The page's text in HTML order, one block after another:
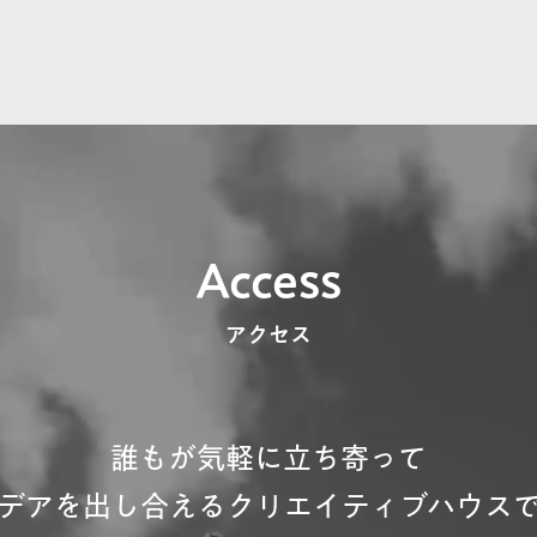
Access
アクセス
誰もが気軽に立ち寄って
アを出し合えるクリエイティブハウス